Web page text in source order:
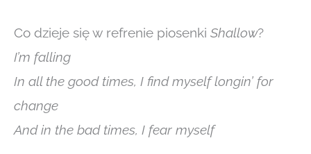
Co dzieje się w refrenie piosenki Shallow?
I’m falling
In all the good times, I find myself longin’ for
change
And in the bad times, I fear myself